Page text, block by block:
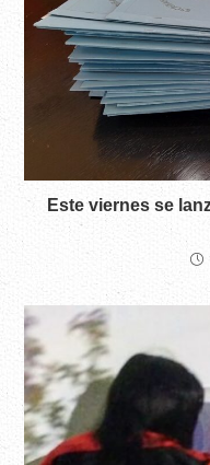
Este viernes se